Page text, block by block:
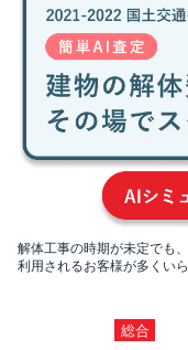
解体工事の時期が未定でも
利用されるお客様が多くいら
総合